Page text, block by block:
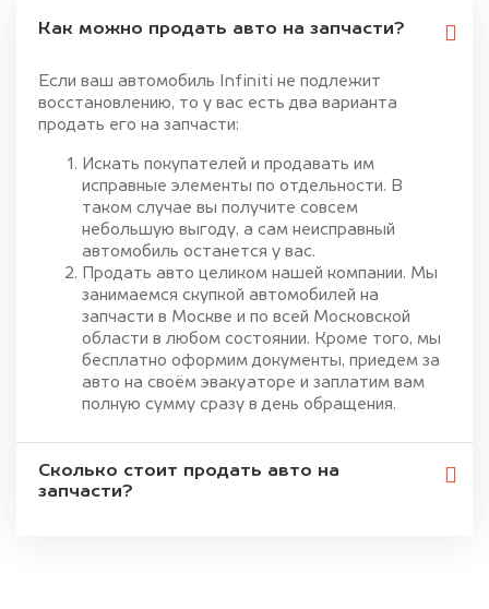
Как можно продать авто на запчасти?
Если ваш автомобиль Infiniti не подлежит
восстановлению, то у вас есть два варианта
продать его на запчасти:
Искать покупателей и продавать им
исправные элементы по отдельности. В
таком случае вы получите совсем
небольшую выгоду, а сам неисправный
автомобиль останется у вас.
Продать авто целиком нашей компании. Мы
занимаемся скупкой автомобилей на
запчасти в Москве и по всей Московской
области в любом состоянии. Кроме того, мы
бесплатно оформим документы, приедем за
авто на своём эвакуаторе и заплатим вам
полную сумму сразу в день обращения.
Сколько стоит продать авто на
запчасти?